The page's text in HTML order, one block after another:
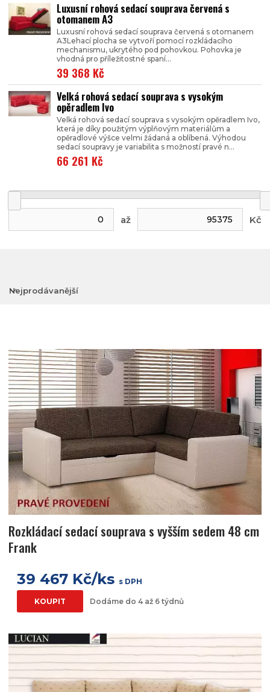
Luxusní rohová sedací souprava červená s
otomanem A3
Luxusní rohová sedací souprava červená s otomanem
A3Lehací plocha se vytvoří pomocí rozkládacího
mechanismu, ukrytého pod pohovkou. Pohovka je
vhodná pro příležitostné spaní...
39 368 Kč
Velká rohová sedací souprava s vysokým
opěradlem Ivo
Velká rohová sedací souprava s vysokým opěradlem Ivo,
která je díky použitým výplňovým materiálům a
opěradlové výšce velmi žádaná a oblíbená. Výhodou
sedací soupravy je variabilita s možností pravé n...
66 261 Kč
až Kč
Nejprodávanější
Rozkládací sedací souprava s vyšším sedem 48 cm
Frank
39 467 Kč/ks s DPH
KOUPIT Dodáme do 4 až 6 týdnů